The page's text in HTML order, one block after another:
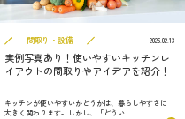
間取り・設備 2026.02.13
実例写真あり！使いやすいキッチンレ
イアウトの間取りやアイデアを紹介！
キッチンが使いやすいかどうかは、暮らしやすさに
大きく関わります。しかし、「どうい...